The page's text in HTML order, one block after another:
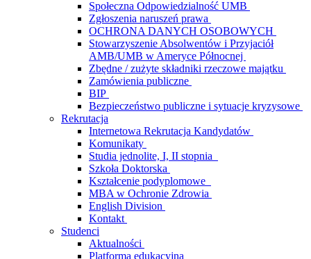
Społeczna Odpowiedzialność UMB
Zgłoszenia naruszeń prawa
OCHRONA DANYCH OSOBOWYCH
Stowarzyszenie Absolwentów i Przyjaciół
AMB/UMB w Ameryce Północnej
Zbędne / zużyte składniki rzeczowe majątku
Zamówienia publiczne
BIP
Bezpieczeństwo publiczne i sytuacje kryzysowe
Rekrutacja
Internetowa Rekrutacja Kandydatów
Komunikaty
Studia jednolite, I, II stopnia
Szkoła Doktorska
Kształcenie podyplomowe
MBA w Ochronie Zdrowia
English Division
Kontakt
Studenci
Aktualności
Platforma edukacyjna